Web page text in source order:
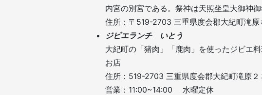
内宮の別宮である。祭神は天照坐皇大御神御
住所：〒519-2703 三重県度会郡大紀町滝原
ジビエランチ いとう
大紀町の「猪肉」「鹿肉」を使ったジビエ
お店
住所：519-2703 三重県度会郡大紀町滝原２
営業：11:00~14:00 水曜定休